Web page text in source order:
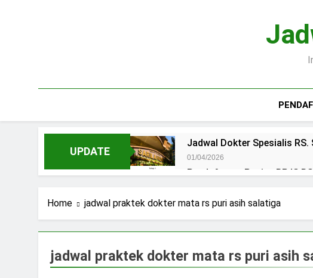
UPDATE
Jadwal Dokter Spesialis RS.
01/04/2026
Pendaftaran Pasien BPJS
Jadwal Praktek Dokter RS
Jadwal Dokter RS. Puri Asih
Pendaftaran Pasien BPJS
Home jadwal praktek dokter mata rs puri asih salatiga
jadwal praktek dokter mata rs puri asih